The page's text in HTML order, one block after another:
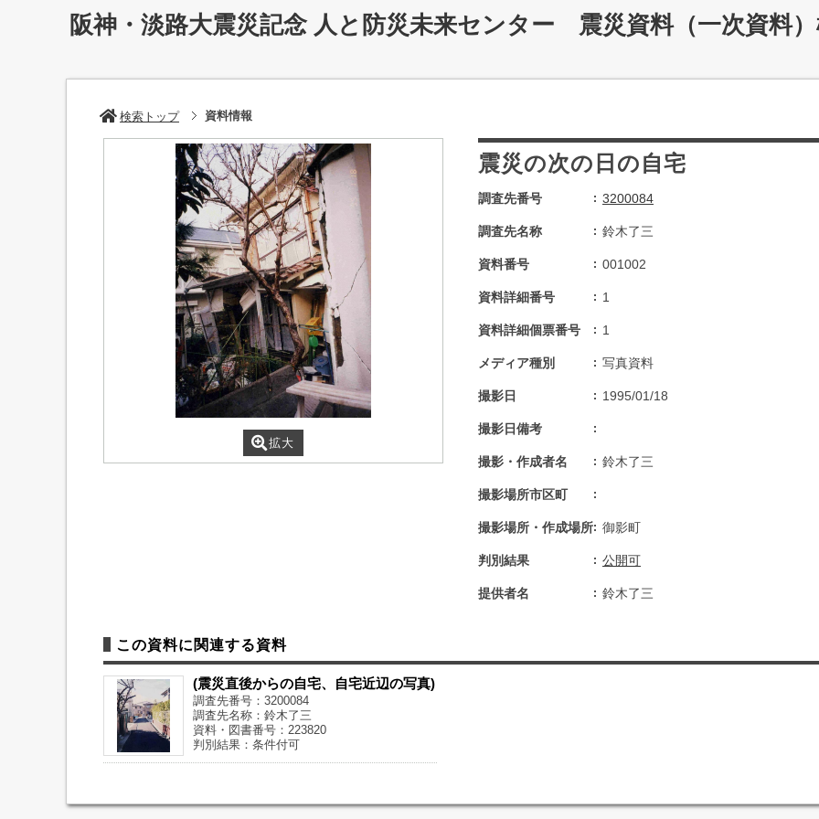
阪神・淡路大震災記念 人と防災未来センター 震災資料（一次資料
検索トップ 資料情報
拡大
震災の次の日の自宅
調査先番号 3200084
調査先名称 鈴木了三
資料番号 001002
資料詳細番号 1
資料詳細個票番号 1
メディア種別 写真資料
撮影日 1995/01/18
撮影日備考
撮影・作成者名 鈴木了三
撮影場所市区町
撮影場所・作成場所 御影町
判別結果 公開可
提供者名 鈴木了三
この資料に関連する資料
(震災直後からの自宅、自宅近辺の写真)
調査先番号：3200084
調査先名称：鈴木了三
資料・図書番号：223820
判別結果：条件付可